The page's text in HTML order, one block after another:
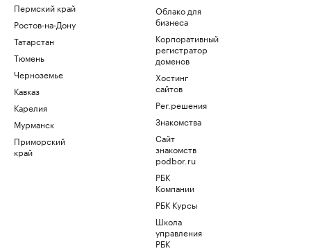
Пермский край
Ростов-на-Дону
Татарстан
Тюмень
Черноземье
Кавказ
Карелия
Мурманск
Приморский
край
Облако для
бизнеса
Корпоративный
регистратор
доменов
Хостинг
сайтов
Рег.решения
Знакомства
Сайт
знакомств
podbor.ru
РБК
Компании
РБК Курсы
Школа
управления
РБК